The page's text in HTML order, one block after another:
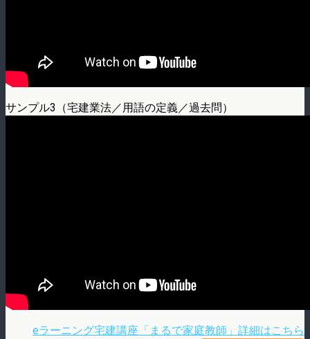
サンプル3（宅建業法／用語の定義／過去問）
eラーニング宅建講座「まるで家庭教師」詳細はこちら